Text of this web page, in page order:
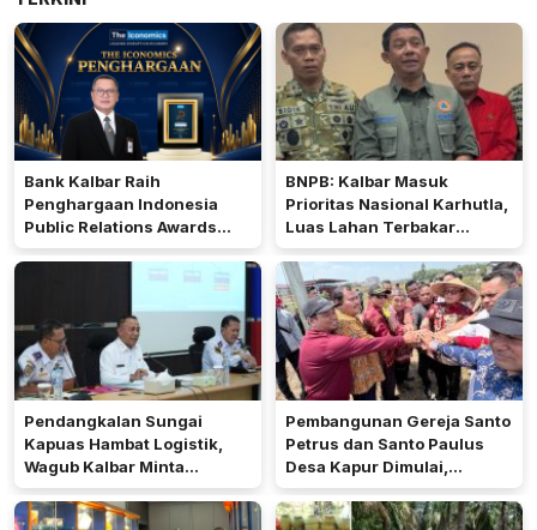
Bank Kalbar Raih
Penghargaan Indonesia
Public Relations Awards
2026
BNPB: Kalbar Masuk
Prioritas Nasional Karhutla,
Luas Lahan Terbakar
Peringkat Keempat
Pendangkalan Sungai
Kapuas Hambat Logistik,
Wagub Kalbar Minta
Pengerukan Diprioritaskan
Pembangunan Gereja Santo
Petrus dan Santo Paulus
Desa Kapur Dimulai,
Pemkab Kubu Raya Siapkan
Akses Jalan